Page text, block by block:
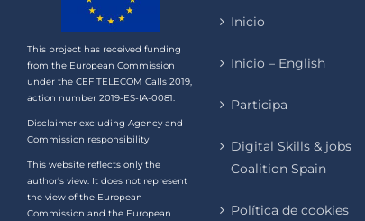
This project has received funding
from the European Commission
under the CEF TELECOM Calls 2019,
action number 2019-ES-IA-0081.
Disclaimer excluding Agency and
Commission responsibility
This website reflects only the
author’s view. It does not represent
the view of the European
Commission and the European
Inicio
Inicio – English
Participa
Digital Skills & jobs
Coalition Spain
Política de cookies